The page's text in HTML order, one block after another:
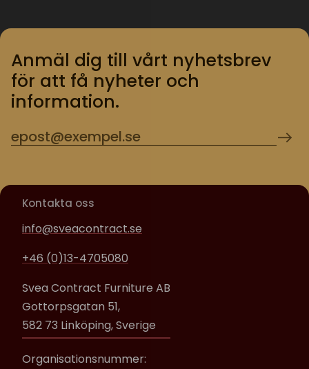
Anmäl dig till vårt nyhetsbrev
för att få nyheter och
information.
Kontakta oss
info@sveacontract.se
+46 (0)13-4705080
Svea Contract Furniture AB
Gottorpsgatan 51,
582 73 Linköping, Sverige
Organisationsnummer: